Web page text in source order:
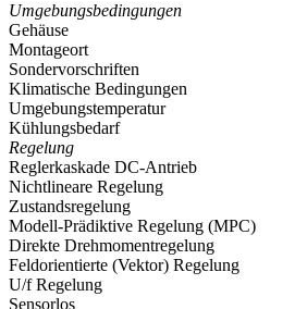
Umgebungsbedingungen
Gehäuse
Montageort
Sondervorschriften
Klimatische Bedingungen
Umgebungstemperatur
Kühlungsbedarf
Regelung
Reglerkaskade DC-Antrieb
Nichtlineare Regelung
Zustandsregelung
Modell-Prädiktive Regelung (MPC)
Direkte Drehmomentregelung
Feldorientierte (Vektor) Regelung
U/f Regelung
Sensorlos